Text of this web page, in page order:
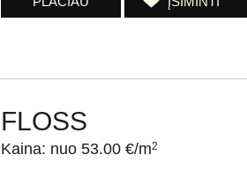
FLOSS
Kaina: nuo 53.00 €/m2